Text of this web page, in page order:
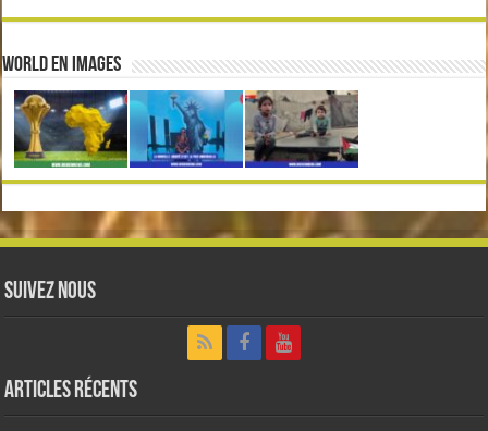
World en Images
Suivez nous
Articles récents